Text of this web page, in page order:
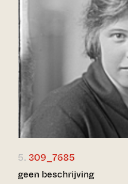
5. 309_7685
geen beschrijving